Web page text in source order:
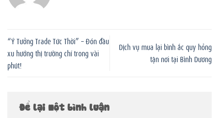
“Ý Tưởng Trade Tức Thời” – Đón đầu
xu hướng thị trường chỉ trong vài
phút!
Dịch vụ mua lại bình ắc quy hỏng
tận nơi tại Bình Dương
Để lại một bình luận